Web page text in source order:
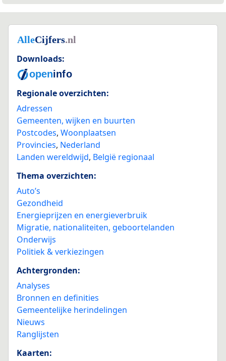
Downloads:
Regionale overzichten:
Adressen
Gemeenten, wijken en buurten
Postcodes, Woonplaatsen
Provincies, Nederland
Landen wereldwijd, België regionaal
Thema overzichten:
Auto’s
Gezondheid
Energieprijzen en energieverbruik
Migratie, nationaliteiten, geboortelanden
Onderwijs
Politiek & verkiezingen
Achtergronden:
Analyses
Bronnen en definities
Gemeentelijke herindelingen
Nieuws
Ranglijsten
Kaarten: